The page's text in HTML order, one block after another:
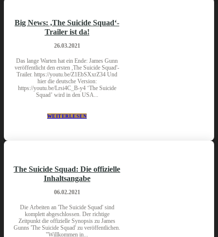
Big News: ,The Suicide Squad‘-
Trailer ist da!
26.03.2021
Das lange Warten hat ein Ende: James Gunn
veröffentlicht den ersten ,The Suicide Squad'-
Trailer. https://youtu.be/Z1EbSXxrZ34 Und
hier die deutsche Version:
https://youtu.be/Lrsi4C_B-y4 ‘The Suicide
Squad’ wird in den USA...
WEITERLESEN
The Suicide Squad: Die offizielle
Inhaltsangabe
06.02.2021
Die Arbeiten an 'The Suicide Squad' sind
komplett abgeschlossen. Der richtige
Zeitpunkt die offizielle Synopsis zu James
Gunns 'The Suicide Squad' zu veröffentlichen.
"Willkommen in...